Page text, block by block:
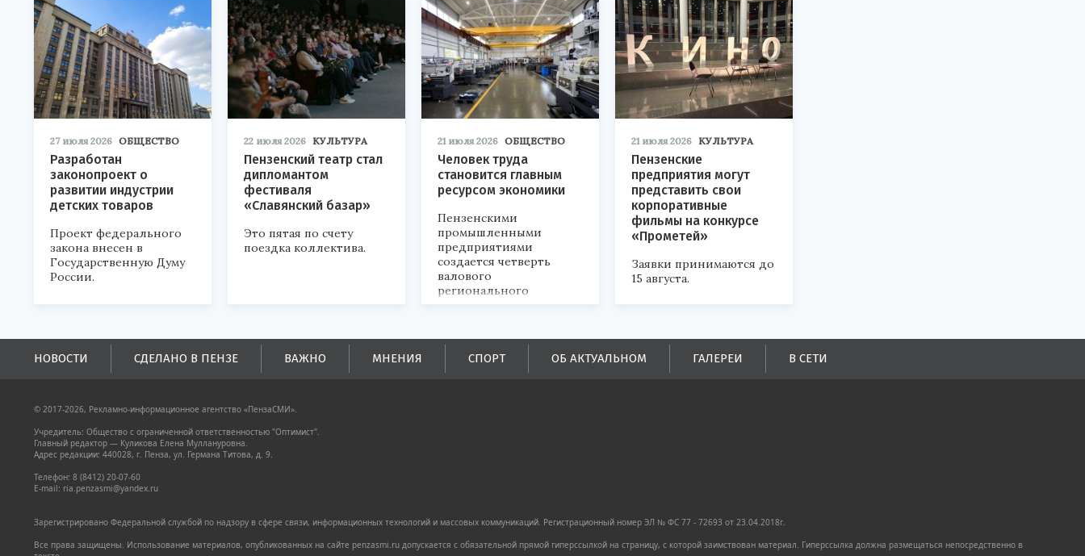
27 июля 2026 ОБЩЕСТВО
Разработан
законопроект о
развитии индустрии
детских товаров
Проект федерального
закона внесен в
Государственную Думу
России.
22 июля 2026 КУЛЬТУРА
Пензенский театр стал
дипломантом
фестиваля
«Славянский базар»
Это пятая по счету
поездка коллектива.
21 июля 2026 ОБЩЕСТВО
Человек труда
становится главным
ресурсом экономики
Пензенскими
промышленными
предприятиями
создается четверть
валового
регионального
продукта и
поступлений в
бюджеты всех уровней.
21 июля 2026 КУЛЬТУРА
Пензенские
предприятия могут
представить свои
корпоративные
фильмы на конкурсе
«Прометей»
Заявки принимаются до
15 августа.
НОВОСТИ СДЕЛАНО В ПЕНЗЕ ВАЖНО МНЕНИЯ СПОРТ ОБ АКТУАЛЬНОМ ГАЛЕРЕИ В СЕТИ
© 2017-2026, Рекламно-информационное агентство «ПензаСМИ».
Учредитель: Общество с ограниченной ответственностью "Оптимист".
Главный редактор — Куликова Елена Муллануровна.
Адрес редакции: 440028, г. Пенза, ул. Германа Титова, д. 9.
Телефон: 8 (8412) 20-07-60
E-mail: ria.penzasmi@yandex.ru
Зарегистрировано Федеральной службой по надзору в сфере связи, информационных технологий и массовых коммуникаций. Регистрационный номер ЭЛ № ФС 77 - 72693 от 23.04.2018г.
Все права защищены. Использование материалов, опубликованных на сайте penzasmi.ru допускается с обязательной прямой гиперссылкой на страницу, с которой заимствован материал. Гиперссылка должна размещаться непосредственно в